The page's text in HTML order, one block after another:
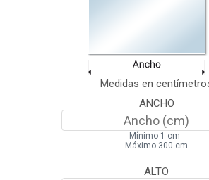
Medidas en
ANCHO
Mínimo 1 cm
Máximo 300 cm
ALTO